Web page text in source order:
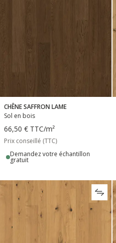
CHÊNE SAFFRON LAME
Sol en bois
66,50 € TTC/m²
Prix conseillé (TTC)
Demandez votre échantillon
gratuit